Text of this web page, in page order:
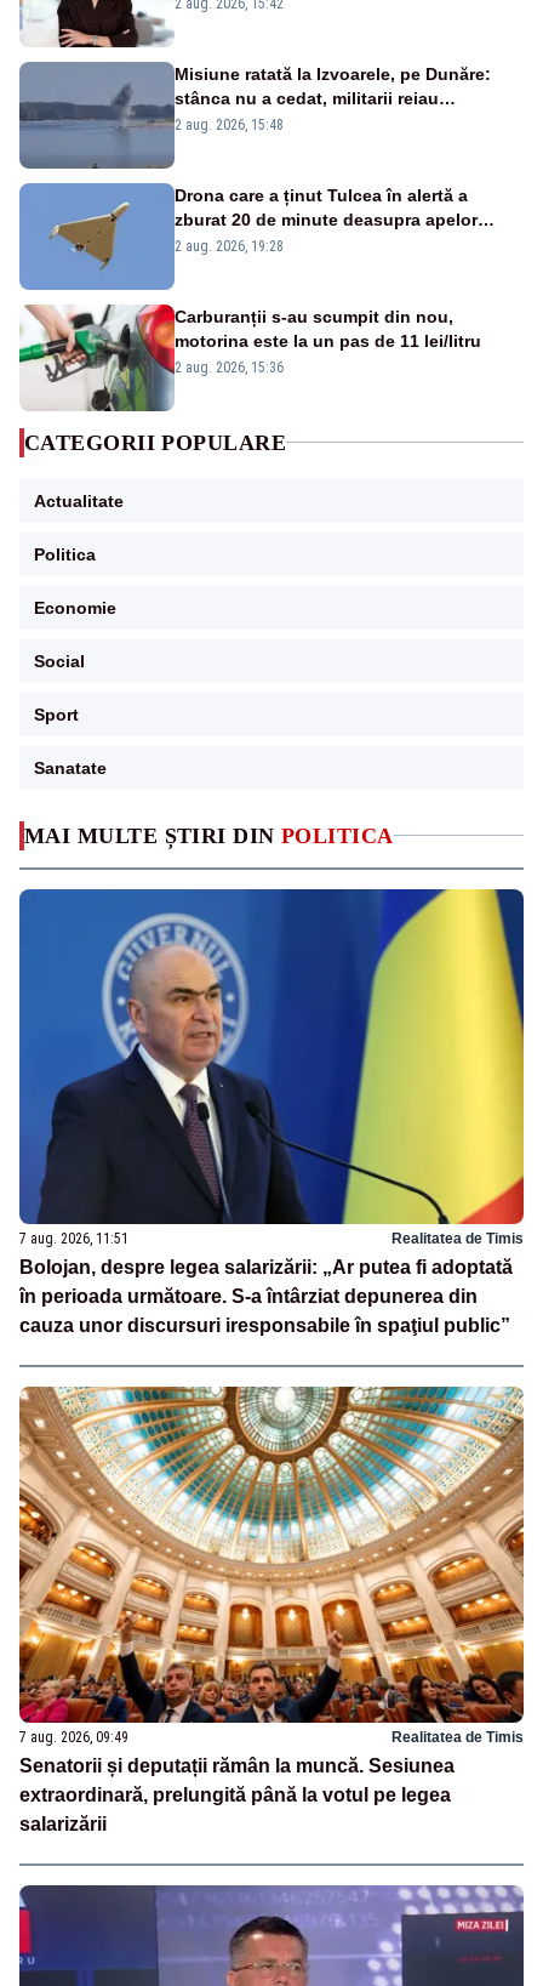
MAI MULTE ȘTIRI DIN POLITICA
7 aug. 2026, 11:51 Realitatea de Timis
Bolojan, despre legea salarizării: „Ar putea fi adoptată
în perioada următoare. S-a întârziat depunerea din
cauza unor discursuri iresponsabile în spaţiul public”
7 aug. 2026, 09:49 Realitatea de Timis
Senatorii și deputații rămân la muncă. Sesiunea
extraordinară, prelungită până la votul pe legea
salarizării
Misiune ratată la Izvoarele, pe Dunăre:
stânca nu a cedat, militarii reiau
detonările luni – VIDEO
2 aug. 2026, 15:48
Drona care a ținut Tulcea în alertă a
zburat 20 de minute deasupra apelor
României. Au fost ridicate două F-16
2 aug. 2026, 19:28
Carburanții s-au scumpit din nou,
motorina este la un pas de 11 lei/litru
2 aug. 2026, 15:36
CATEGORII POPULARE
Actualitate
Politica
Economie
Social
Sport
Sanatate